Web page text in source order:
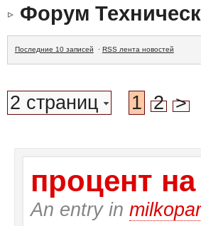
Форум
Последние 10 записей · RSS лента новостей
2 страниц 1 2 >
процент
An entry in